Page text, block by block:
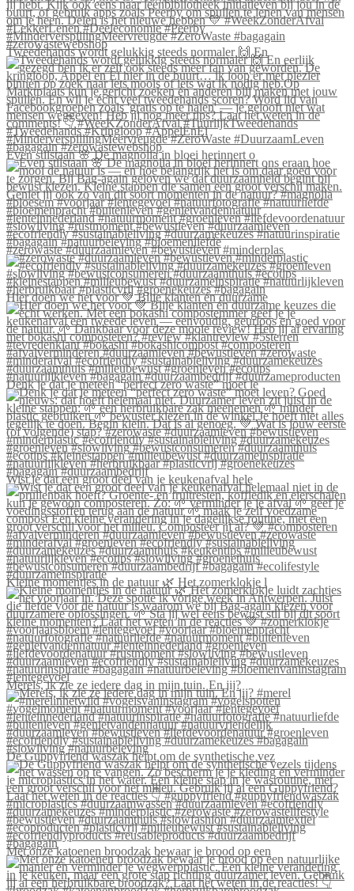
Tweedehands wordt gelukkig steeds normaler 🙌 En
Even stilstaan 🌸 De magnolia in bloei herinnert o
#zerowaste #duurzaamleven #bewustleven #minderplas
Hier doen we het voor 💚 Blije klanten én duurzame
Denk je dat je meteen “perfect zero waste” moet le
Wist je dat een groot deel van je keukenafval hele
Kleine momentjes in de natuur 🌿 Het zomerklokje l
Merels, ik zie ze iedere dag in mijn tuin. En jij?
De Guppyfriend waszak helpt om de synthetische vez
Met onze katoenen broodzak bewaar je brood op een